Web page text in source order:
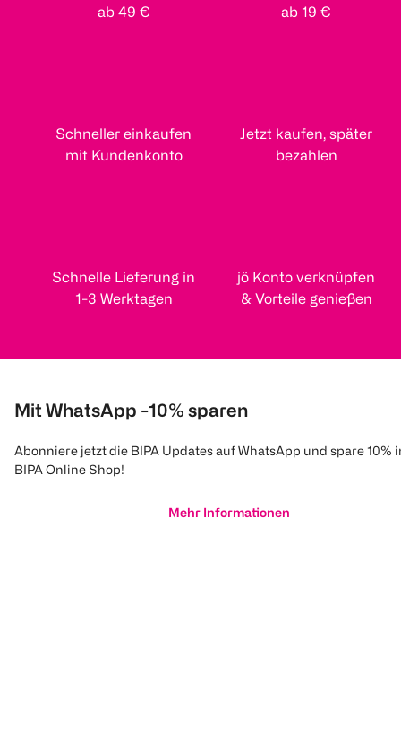
ab 49 €
ab 19 €
Schneller einkaufen
mit Kundenkonto
Jetzt kaufen, später
bezahlen
Schnelle Lieferung in
1-3 Werktagen
jö Konto verknüpfen
& Vorteile genießen
Mit WhatsApp -10% sparen
Abonniere jetzt die BIPA Updates auf WhatsApp und spare 10%
BIPA Online Shop!
Mehr Informationen